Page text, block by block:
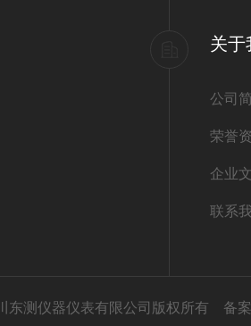
关于
公司
荣誉
企业
联系
东测仪器仪表有限公司版权所有 备